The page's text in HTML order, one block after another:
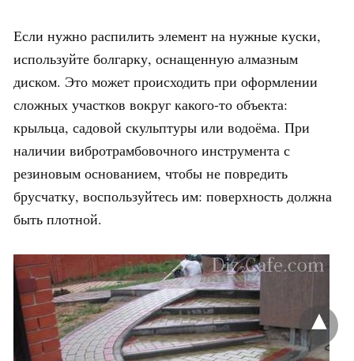
Если нужно распилить элемент на нужные куски,
используйте болгарку, оснащенную алмазным
диском. Это может происходить при оформлении
сложных участков вокруг какого-то объекта:
крыльца, садовой скульптуры или водоёма. При
наличии вибротрамбовочного инструмента с
резиновым основанием, чтобы не повредить
брусчатку, воспользуйтесь им: поверхность должна
быть плотной.